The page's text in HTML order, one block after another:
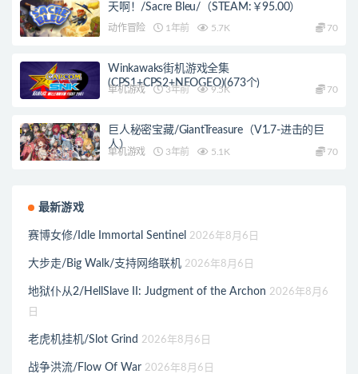
天啊！/Sacre Bleu/（STEAM:￥95.00）
动作冒险 1年前 5.7K 70
Winkawaks街机游戏全集
(CPS1+CPS2+NEOGEO)(673个)
单机游戏 3年前 9.5K 70
巨人秘密宝藏/GiantTreasure（V1.7-进击的巨
人）
单机游戏 3年前 5.1K 70
最新游戏
赛博女修/Idle Immortal Sentinel 2026年8月6日
大步走/Big Walk/支持网络联机 2026年8月6日
地狱仆从2/HellSlave II: Judgment of the Archon 2026年8月6
日
老虎机挂机/Slot Grind 2026年8月6日
战争洪流/Flow Of War 2026年8月6日